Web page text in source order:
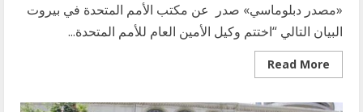
«مصدر دبلوماسي» صدر عن مكتب الأمم المتحدة في بيروت
البيان التالي “اختتم وكيل الأمين العام للأمم المتحدة...
Read More
Read
more
عمليات